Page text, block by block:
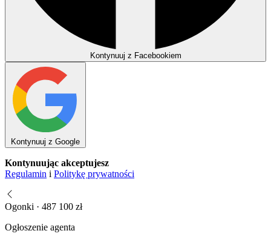
Kontynuuj z Facebookiem
Kontynuuj z Google
Kontynuując akceptujesz
Regulamin i Politykę prywatności
Ogonki · 487 100 zł
Ogłoszenie agenta